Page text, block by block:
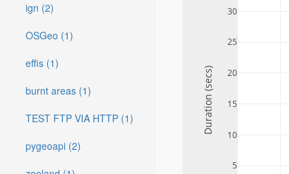
ign (2)
OSGeo (1)
effis (1)
burnt areas (1)
TEST FTP VIA HTTP (1)
pygeoapi (2)
5
10
15
20
25
30
Duration (secs)